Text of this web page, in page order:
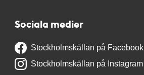
Sociala medier
Stockholmskällan på Facebook
Stockholmskällan på Instagram